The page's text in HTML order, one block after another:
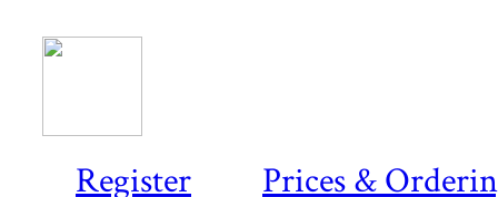
Register
Prices &